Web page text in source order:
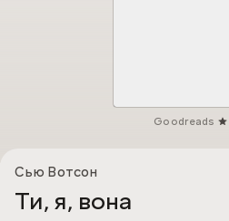
Goodreads
Сью Вотсон
Ти, я, вона